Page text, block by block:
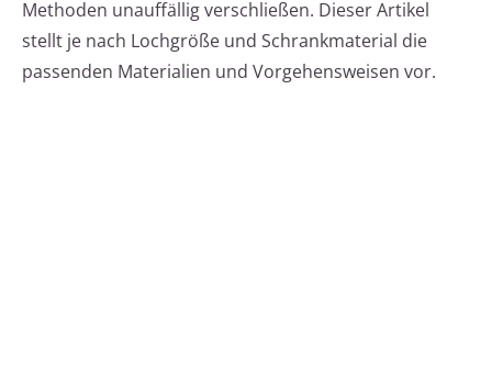
Methoden unauffällig verschließen. Dieser Artikel
stellt je nach Lochgröße und Schrankmaterial die
passenden Materialien und Vorgehensweisen vor.